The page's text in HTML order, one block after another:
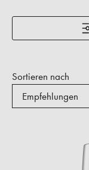
Sortieren nach